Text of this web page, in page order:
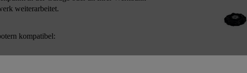
weiterarbeitet.
kompatibel: